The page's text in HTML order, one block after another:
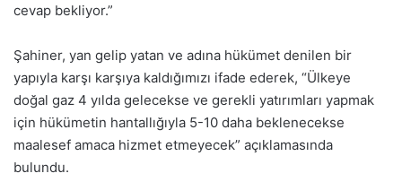
cevap bekliyor.”
Şahiner, yan gelip yatan ve adına hükümet denilen bir
yapıyla karşı karşıya kaldığımızı ifade ederek, “Ülkeye
doğal gaz 4 yılda gelecekse ve gerekli yatırımları yapmak
için hükümetin hantallığıyla 5-10 daha beklenecekse
maalesef amaca hizmet etmeyecek” açıklamasında
bulundu.